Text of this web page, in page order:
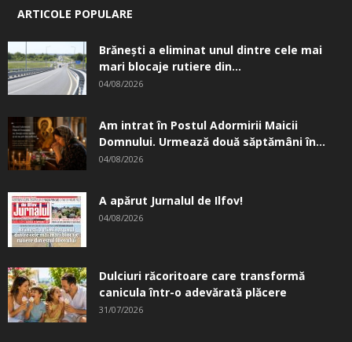
ARTICOLE POPULARE
Brănești a eliminat unul dintre cele mai
mari blocaje rutiere din...
04/08/2026
Am intrat în Postul Adormirii Maicii
Domnului. Urmează două săptămâni în...
04/08/2026
A apărut Jurnalul de Ilfov!
04/08/2026
Dulciuri răcoritoare care transformă
canicula într-o adevărată plăcere
31/07/2026